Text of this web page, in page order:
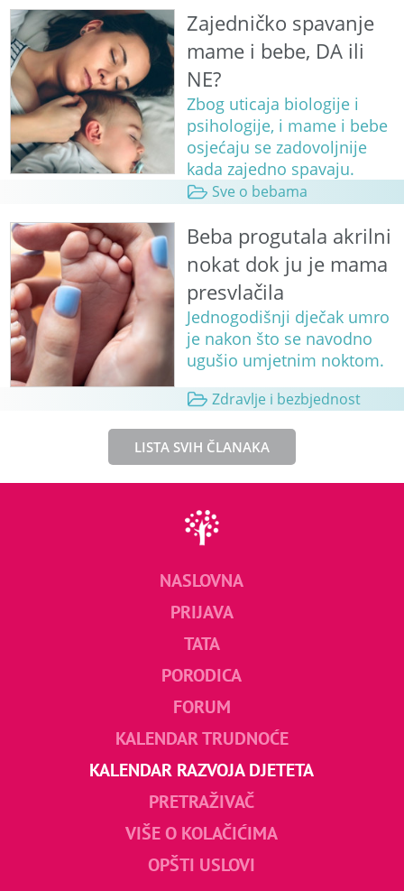
Zajedničko spavanje
mame i bebe, DA ili
NE?
Zbog uticaja biologije i
psihologije, i mame i bebe
osjećaju se zadovoljnije
kada zajedno spavaju.
Sve o bebama
Beba progutala akrilni
nokat dok ju je mama
presvlačila
Jednogodišnji dječak umro
je nakon što se navodno
ugušio umjetnim noktom.
Zdravlje i bezbjednost
LISTA SVIH ČLANAKA
NASLOVNA
PRIJAVA
TATA
PORODICA
FORUM
KALENDAR TRUDNOĆE
KALENDAR RAZVOJA DJETETA
PRETRAŽIVAČ
VIŠE O KOLAČIĆIMA
OPŠTI USLOVI